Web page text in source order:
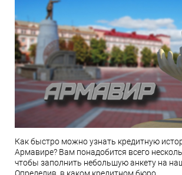
Как быстро можно узнать кредитную
Армавире? Вам понадобится всего
чтобы заполнить небольшую анкету на
Определив, в каком кредитном бюро